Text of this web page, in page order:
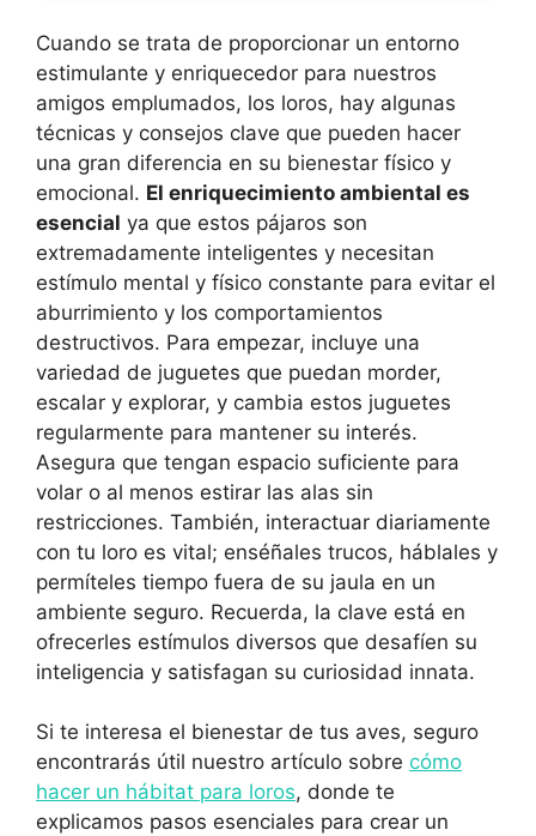
Cuando se trata de proporcionar un entorno
estimulante y enriquecedor para nuestros
amigos emplumados, los loros, hay algunas
técnicas y consejos clave que pueden hacer
una gran diferencia en su bienestar físico y
emocional. El enriquecimiento ambiental es
esencial ya que estos pájaros son
extremadamente inteligentes y necesitan
estímulo mental y físico constante para evitar el
aburrimiento y los comportamientos
destructivos. Para empezar, incluye una
variedad de juguetes que puedan morder,
escalar y explorar, y cambia estos juguetes
regularmente para mantener su interés.
Asegura que tengan espacio suficiente para
volar o al menos estirar las alas sin
restricciones. También, interactuar diariamente
con tu loro es vital; enséñales trucos, háblales y
permíteles tiempo fuera de su jaula en un
ambiente seguro. Recuerda, la clave está en
ofrecerles estímulos diversos que desafíen su
inteligencia y satisfagan su curiosidad innata.
Si te interesa el bienestar de tus aves, seguro
encontrarás útil nuestro artículo sobre cómo
hacer un hábitat para loros, donde te
explicamos pasos esenciales para crear un